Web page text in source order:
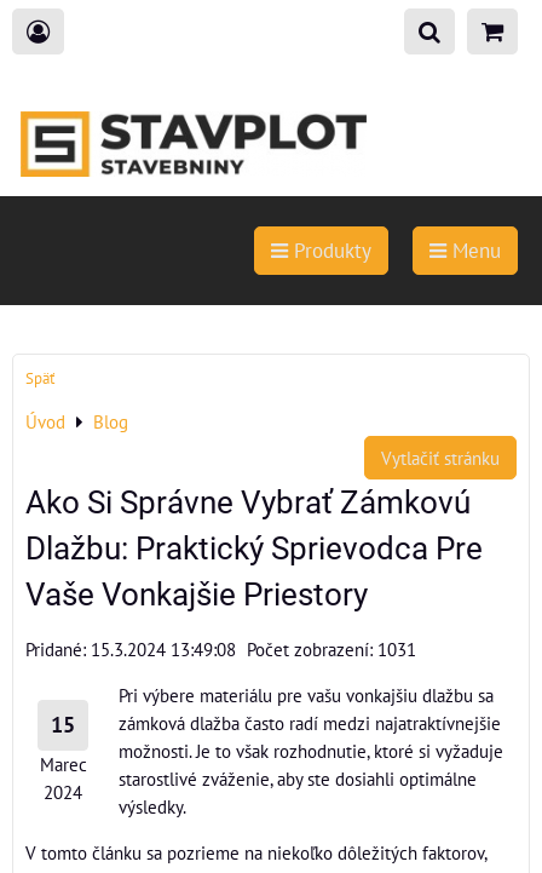
Produkty Menu
Späť
Úvod
Blog
Vytlačiť stránku
Ako Si Správne Vybrať Zámkovú
Dlažbu: Praktický Sprievodca Pre
Vaše Vonkajšie Priestory
Pridané: 15.3.2024 13:49:08 Počet zobrazení: 1031
15
Marec
2024
Pri výbere materiálu pre vašu vonkajšiu dlažbu sa
zámková dlažba často radí medzi najatraktívnejšie
možnosti. Je to však rozhodnutie, ktoré si vyžaduje
starostlivé zváženie, aby ste dosiahli optimálne
výsledky.
V tomto článku sa pozrieme na niekoľko dôležitých faktorov,